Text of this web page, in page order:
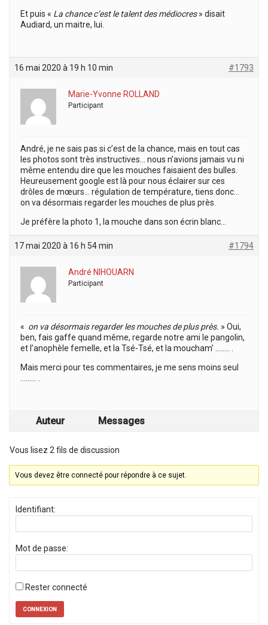
Et puis « La chance c’est le talent des médiocres» disait
Audiard, un maitre, lui.
16 mai 2020 à 19 h 10 min #1793
Marie-Yvonne ROLLAND
Participant
André, je ne sais pas si c’est de la chance, mais en tout cas
les photos sont très instructives… nous n’avions jamais vu ni
même entendu dire que les mouches faisaient des bulles.
Heureusement google est là pour nous éclairer sur ces
drôles de mœurs… régulation de température, tiens donc…
on va désormais regarder les mouches de plus près.
Je préfère la photo 1, la mouche dans son écrin blanc…
17 mai 2020 à 16 h 54 min #1794
André NIHOUARN
Participant
« on va désormais regarder les mouches de plus près. » Oui,
ben, fais gaffe quand même, regarde notre ami le pangolin,
et l’anophèle femelle, et la Tsé-Tsé, et la moucham’ …….. .
Mais merci pour tes commentaires, je me sens moins seul
Auteur Messages
Vous lisez 2 fils de discussion
Vous devez être connecté pour répondre à ce sujet.
Identifiant:
Mot de passe:
Rester connecté
CONNEXION